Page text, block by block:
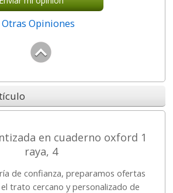
Opiniones
en cuaderno oxford 1
raya, 4
de confianza, preparamos ofertas
trato cercano y personalizado de